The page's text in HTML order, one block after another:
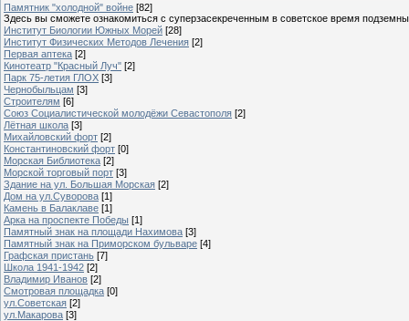
Памятник "холодной" войне [82]
Здесь вы сможете ознакомиться с суперзасекреченным в советское время
Институт Биологии Южных Морей [28]
Институт Физических Методов Лечения [2]
Первая аптека [2]
Кинотеатр "Красный Луч" [2]
Парк 75-летия ГЛОХ [3]
Чернобыльцам [3]
Строителям [6]
Союз Социалистической молодёжи Севастополя [2]
Лётная школа [3]
Михайловский форт [2]
Константиновский форт [0]
Морская Библиотека [2]
Морской торговый порт [3]
Здание на ул. Большая Морская [2]
Дом на ул.Суворова [1]
Камень в Балаклаве [1]
Арка на проспекте Победы [1]
Памятный знак на площади Нахимова [3]
Памятный знак на Приморском бульваре [4]
Графская пристань [7]
Школа 1941-1942 [2]
Владимир Иванов [2]
Смотровая площадка [0]
ул.Советская [2]
ул.Макарова [3]